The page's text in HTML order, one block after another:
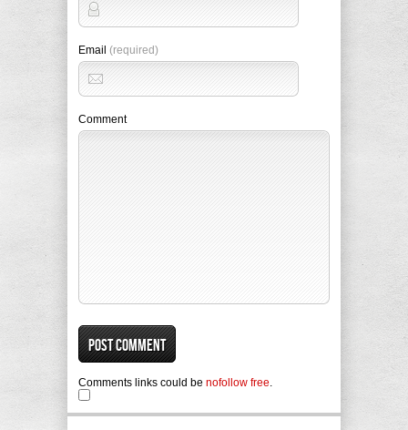
Email (required)
Comment
Comments links could be nofollow free.